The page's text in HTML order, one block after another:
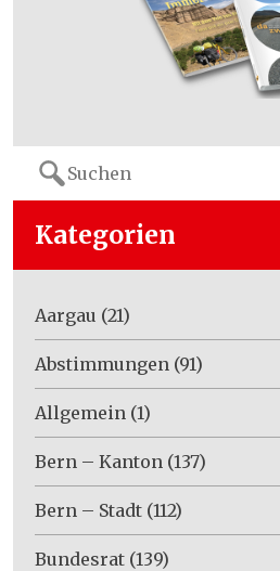
Search
for:
Kategorien
Aargau (21)
Abstimmungen (91)
Allgemein (1)
Bern – Kanton (137)
Bern – Stadt (112)
Bundesrat (139)